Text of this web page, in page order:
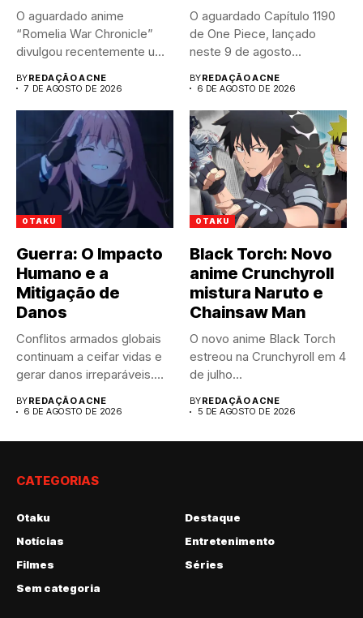
O aguardado anime
“Romelia War Chronicle”
divulgou recentemente um
revelando...
BYREDAÇÃO ACNE
7 DE AGOSTO DE 2026
O aguardado Capítulo 1190
de One Piece, lançado
neste 9 de agosto...
BYREDAÇÃO ACNE
6 DE AGOSTO DE 2026
OTAKU
Guerra: O Impacto
Humano e a
Mitigação de
Danos
Conflitos armados globais
continuam a ceifar vidas e
gerar danos irreparáveis.
BYREDAÇÃO ACNE
6 DE AGOSTO DE 2026
OTAKU
Black Torch: Novo
anime Crunchyroll
mistura Naruto e
Chainsaw Man
O novo anime Black Torch
estreou na Crunchyroll em 4
de julho...
BYREDAÇÃO ACNE
5 DE AGOSTO DE 2026
CATEGORIAS
Otaku
Destaque
Notícias
Entretenimento
Filmes
Séries
Sem categoria